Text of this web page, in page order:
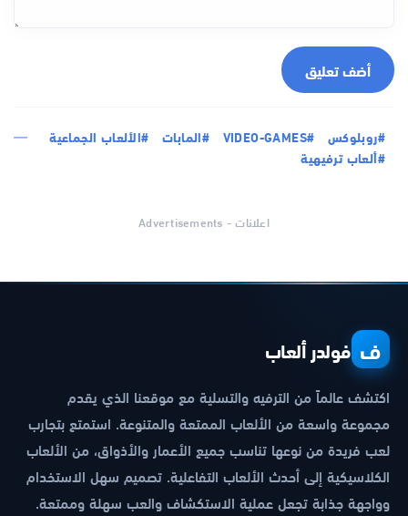
أضف تعليق
#روبلوكس #VIDEO-GAMES #المابات
#الألعاب الجماعية
#ألعاب ترفيهية
اعلانات - Advertisements
ف فولدر ألعاب
اكتشف عالماً من الترفيه والتسلية مع موقعنا الذي يقدم
مجموعة واسعة من الألعاب الممتعة والمتنوعة. استمتع بتجارب
لعب فريدة من نوعها تناسب جميع الأعمار والأذواق، من الألعاب
الكلاسيكية إلى أحدث الألعاب التفاعلية. تصميم سهل الاستخدام
وواجهة جذابة تجعل عملية الاستكشاف والعب سهلة وممتعة.